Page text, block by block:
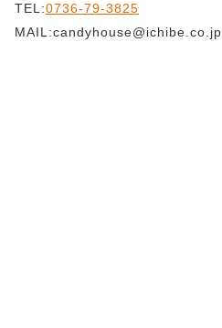
TEL:0736-79-3825
MAIL:candyhouse@ichibe.co.jp